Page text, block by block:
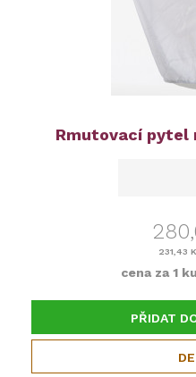
Rmutovací pytel
231,43
cena za 1
PŘIDAT